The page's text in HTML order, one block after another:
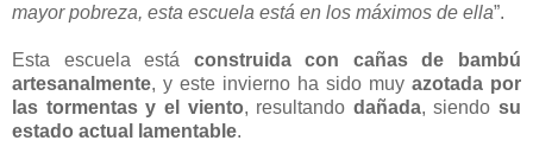
mayor pobreza, esta escuela está en los máximos de ella”.
Esta escuela está construida con cañas de bambú
artesanalmente, y este invierno ha sido muy azotada por
las tormentas y el viento, resultando dañada, siendo su
estado actual lamentable.